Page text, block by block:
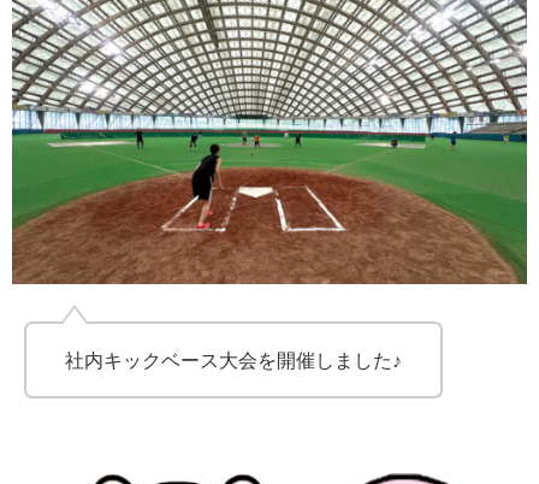
社内キックベース大会を開催しました♪